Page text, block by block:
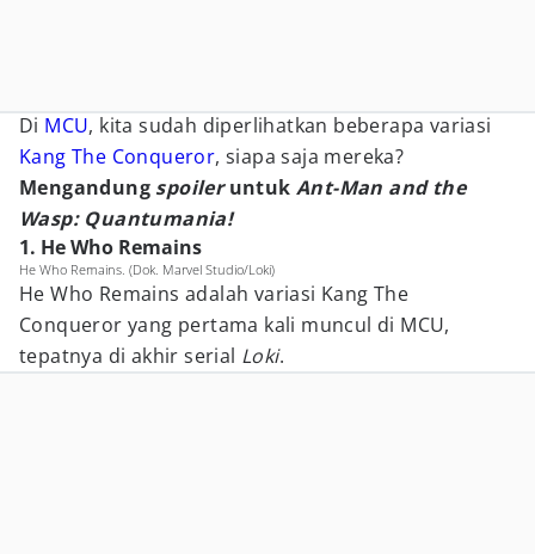
Di MCU, kita sudah diperlihatkan beberapa variasi
Kang The Conqueror, siapa saja mereka?
Mengandung spoileruntukAnt-Man and the
Wasp: Quantumania!
1. He Who Remains
He Who Remains. (Dok. Marvel Studio/Loki)
He Who Remains adalah variasi Kang The
Conqueror yang pertama kali muncul di MCU,
tepatnya di akhir serial Loki.